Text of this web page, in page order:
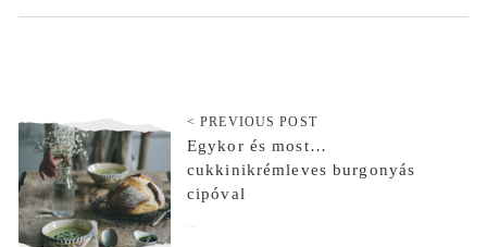
< PREVIOUS POST
Egykor és most…
cukkinikrémleves burgonyás
cipóval